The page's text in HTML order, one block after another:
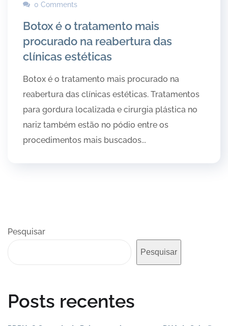
0 Comments
Botox é o tratamento mais
procurado na reabertura das
clínicas estéticas
Botox é o tratamento mais procurado na
reabertura das clínicas estéticas. Tratamentos
para gordura localizada e cirurgia plástica no
nariz também estão no pódio entre os
procedimentos mais buscados...
Pesquisar
Pesquisar
Posts recentes